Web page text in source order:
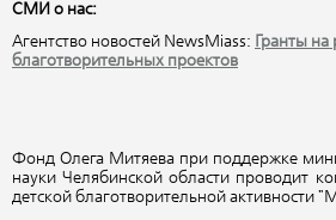
СМИ о нас:
Агентство новостей NewsMiass:
Гранты
благотворительных проектов
Фонд Олега Митяева при поддержке
науки Челябинской области проводит
детской благотворительной активности